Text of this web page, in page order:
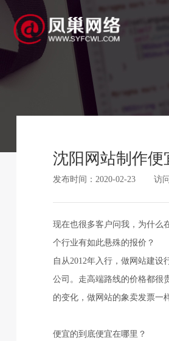
沈阳网站制作便
发布时间：2020-02-23 访
现在也很多客户问我，为什么
个行业有如此悬殊的报价？
自从2012年入行，做网站建
公司。走高端路线的价格都很
的变化，做网站的象卖发票一
便宜的到底便宜在哪里？